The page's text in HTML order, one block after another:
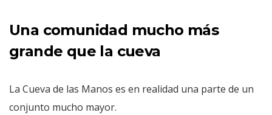
Una comunidad mucho más
grande que la cueva
La Cueva de las Manos es en realidad una parte de un
conjunto mucho mayor.